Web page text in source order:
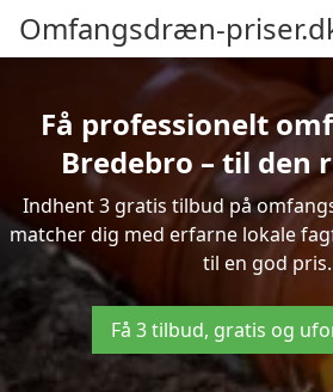
Omfangsdræn-
Få professionelt
Bredebro – til den
Indhent 3 gratis tilbud på
matcher dig med erfarne lokale
til en god pris.
Få 3 tilbud, gratis og